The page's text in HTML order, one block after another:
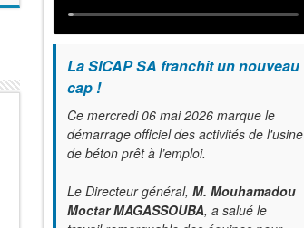
La SICAP SA franchit un nouveau
cap !
Ce mercredi 06 mai 2026 marque le
démarrage officiel des activités de l'usine
de béton prêt à l’emploi.
Le Directeur général, M. Mouhamadou
Moctar MAGASSOUBA, a salué le